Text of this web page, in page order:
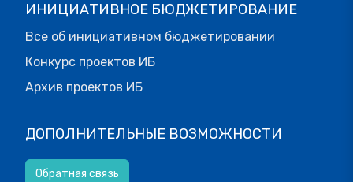
ИНИЦИАТИВНОЕ БЮДЖЕТИРОВАНИЕ
Все об инициативном бюджетировании
Конкурс проектов ИБ
Архив проектов ИБ
ДОПОЛНИТЕЛЬНЫЕ ВОЗМОЖНОСТИ
Обратная связь